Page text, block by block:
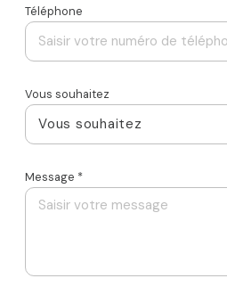
Téléphone
Vous souhaitez
Vous souhaitez
Message *